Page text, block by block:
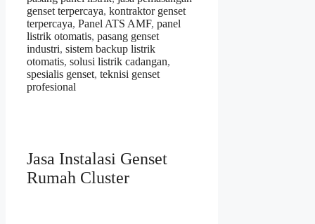
genset terpercaya, kontraktor genset
terpercaya, Panel ATS AMF, panel
listrik otomatis, pasang genset
industri, sistem backup listrik
otomatis, solusi listrik cadangan,
spesialis genset, teknisi genset
profesional
Jasa Instalasi Genset
Rumah Cluster